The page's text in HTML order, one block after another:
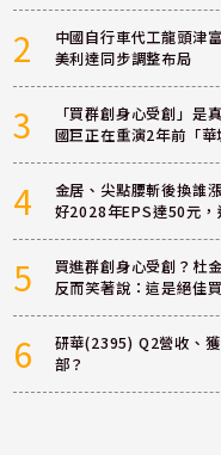
2
中國自行車代工龍頭津
美利達同步調整布局
3
「買群創身心受創」是
國巨正在重演2年前「華
4
金居、尖點腰斬後換誰
好2028年EPS達50元，
5
買進群創身心受創？杜
反而笑著說：這是絕佳
6
研華(2395) Q2營收、
部？